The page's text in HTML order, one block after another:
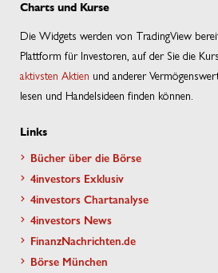
Charts und Kurse
Die Widgets werden von TradingView
Plattform für Investoren, auf der Sie die
aktivsten Aktien und anderer
lesen und Handelsideen finden können.
Links
Bücher über die Börse
4investors Exklusiv
4investors Chartanalyse
4investors News
FinanzNachrichten.de
Börse München